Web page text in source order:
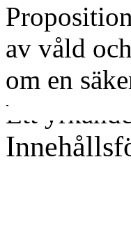
av våld
om en
Ett